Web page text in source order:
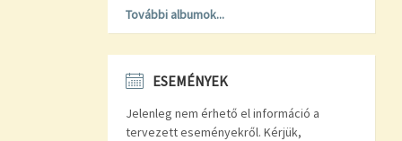
További albumok...
ESEMÉNYEK
Jelenleg nem érhető el információ a
tervezett eseményekről. Kérjük,